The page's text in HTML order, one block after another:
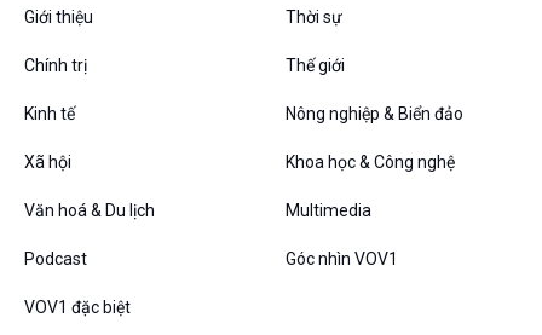
Thanh âm ký sự
Chân dung cuộc sống
Giới thiệu Thời sự
Chính trị Thế giới
Kinh tế Nông nghiệp & Biển đảo
Xã hội Khoa học & Công nghệ
Văn hoá & Du lịch Multimedia
Podcast Góc nhìn VOV1
VOV1 đặc biệt